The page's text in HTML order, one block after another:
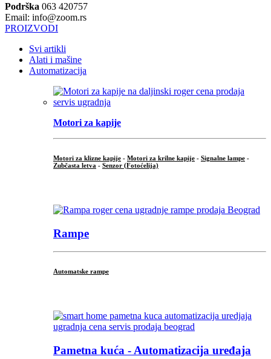
Podrška 063 420757
Email: info@zoom.rs
PROIZVODI
Svi artikli
Alati i mašine
Automatizacija
Motori za kapije
Motori za klizne kapije - Motori za krilne kapije - Signalne lampe -
Zubčasta letva - Senzor (Fotoćelija)
Rampe
Automatske rampe
Pametna kuća - Automatizacija uređaja